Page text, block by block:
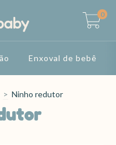
0
Enxoval de bebê
> Ninho redutor